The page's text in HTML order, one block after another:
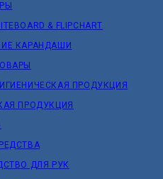
& FLIPCHART
КАРАНДАШИ
ПРОДУКЦИЯ
ПРОДУКЦИЯ
ДЛЯ РУК